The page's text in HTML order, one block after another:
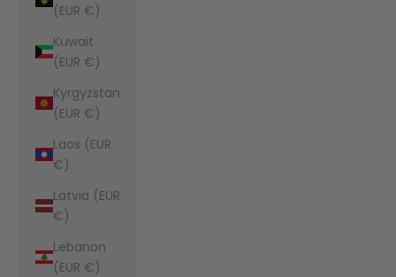
(EUR €)
Kuwait
(EUR €)
Kyrgyzstan
(EUR €)
Laos (EUR
€)
Latvia (EUR
€)
Lebanon
(EUR €)